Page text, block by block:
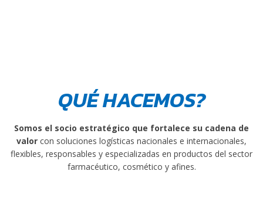
QUÉ HACEMOS?
Somos el socio estratégico que fortalece su cadena de
valor con soluciones logísticas nacionales e internacionales,
flexibles, responsables y especializadas en productos del sector
farmacéutico, cosmético y afines.